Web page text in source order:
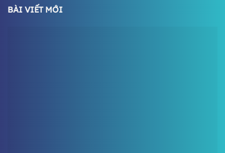
BÀI VIẾT MỚI